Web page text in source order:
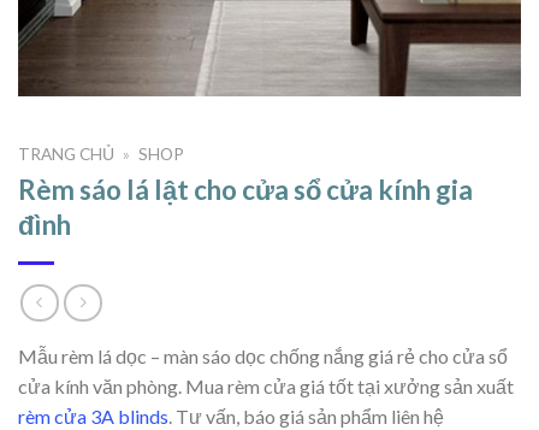
TRANG CHỦ » SHOP
Rèm sáo lá lật cho cửa sổ cửa kính gia
đình
Mẫu rèm lá dọc – màn sáo dọc chống nắng giá rẻ cho cửa sổ
cửa kính văn phòng. Mua rèm cửa giá tốt tại xưởng sản xuất
rèm cửa 3A blinds. Tư vấn, báo giá sản phẩm liên hệ